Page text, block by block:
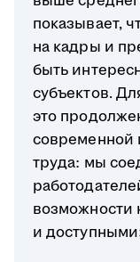
показывает,
на кадры и
быть
субъектов.
это
современной
труда: мы
возможности
и